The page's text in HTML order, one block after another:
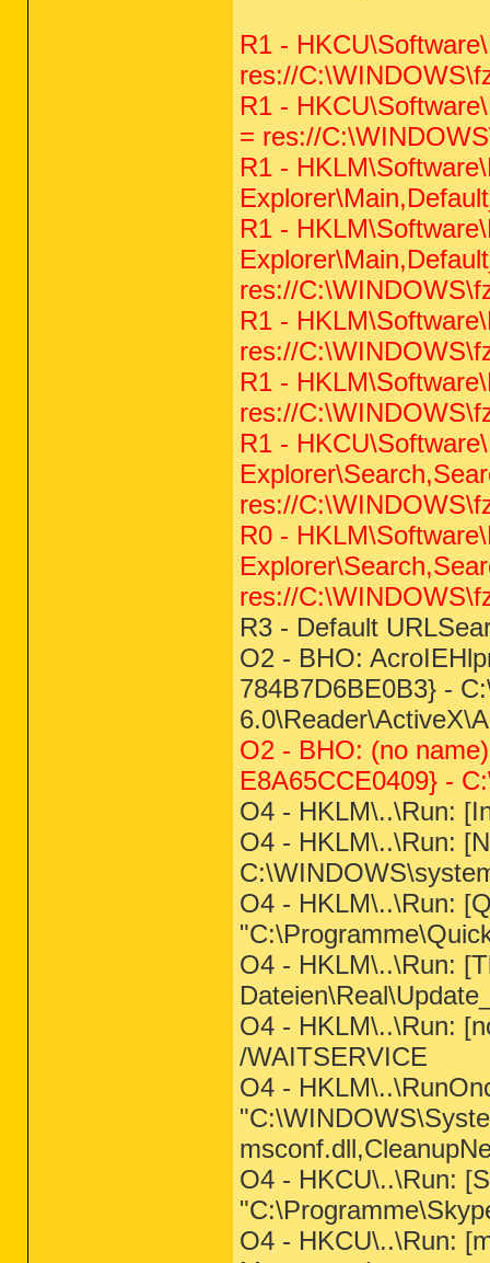
R1 -
res://
R1 -
= res://
R1 -
R1 -
res://
R1 -
res://
R1 -
res://
R1 -
res://
R0 -
res://
R3 - Default
O2 - BHO:
784B7D6BE0B3} -
O2 - BHO: (no
E8A65CCE0409} -
O4 - HKLM\..\Run:
O4 - HKLM\..\Run:
O4 - HKLM\..\Run:
O4 - HKLM\..\Run:
O4 - HKLM\..\Run:
/WAITSERVICE
O4 -
O4 - HKCU\..\Run:
O4 - HKCU\..\Run: